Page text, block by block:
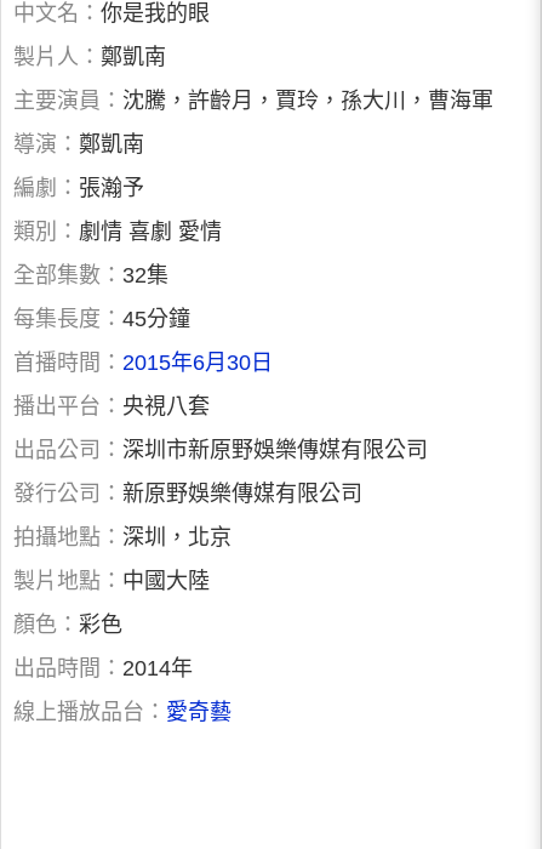
中文名： 你是我的眼
製片人： 鄭凱南
主要演員： 沈騰，許齡月，賈玲，孫大川，曹海軍
導演： 鄭凱南
編劇： 張瀚予
類別： 劇情 喜劇 愛情
全部集數： 32集
每集長度： 45分鐘
首播時間： 2015年6月30日
播出平台： 央視八套
出品公司： 深圳市新原野娛樂傳媒有限公司
發行公司： 新原野娛樂傳媒有限公司
拍攝地點： 深圳，北京
製片地點： 中國大陸
顏色： 彩色
出品時間： 2014年
線上播放品台： 愛奇藝